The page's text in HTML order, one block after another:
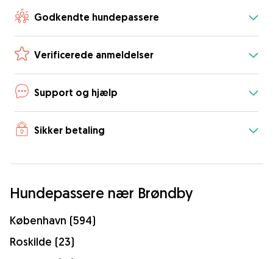
Godkendte hundepassere
Verificerede anmeldelser
Support og hjælp
Sikker betaling
Hundepassere nær Brøndby
København (594)
Roskilde (23)